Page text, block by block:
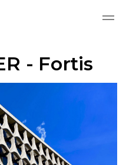
- Fortis